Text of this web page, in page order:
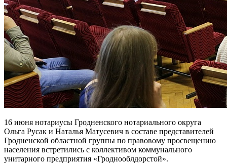
16 июня нотариусы Гродненского нотариального округа
Ольга Русак и Наталья Матусевич в составе представителей
Гродненской областной группы по правовому просвещению
населения встретились с коллективом коммунального
унитарного предприятия «Гроднооблдорстой».